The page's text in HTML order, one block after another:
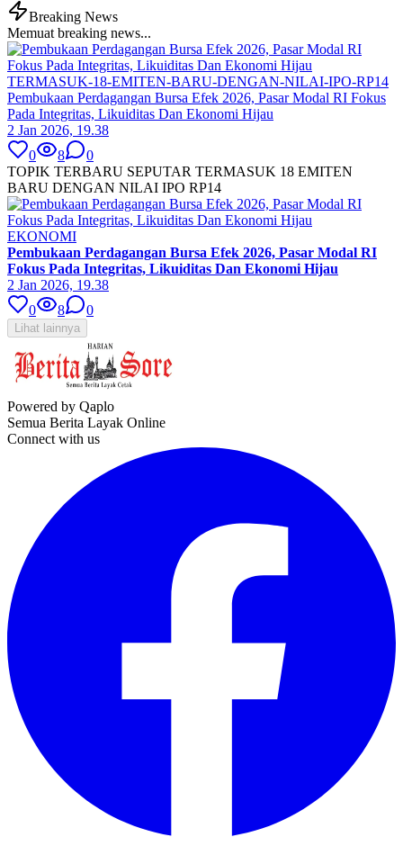
Breaking News
Memuat breaking news...
TERMASUK-18-EMITEN-BARU-DENGAN-NILAI-IPO-RP14
Pembukaan Perdagangan Bursa Efek 2026, Pasar Modal RI Fokus
Pada Integritas, Likuiditas Dan Ekonomi Hijau
2 Jan 2026, 19.38
0
8
0
TOPIK TERBARU SEPUTAR TERMASUK 18 EMITEN
BARU DENGAN NILAI IPO RP14
EKONOMI
Pembukaan Perdagangan Bursa Efek 2026, Pasar Modal RI
Fokus Pada Integritas, Likuiditas Dan Ekonomi Hijau
2 Jan 2026, 19.38
0
8 0
Lihat lainnya
Powered by Qaplo
Semua Berita Layak Online
Connect with us